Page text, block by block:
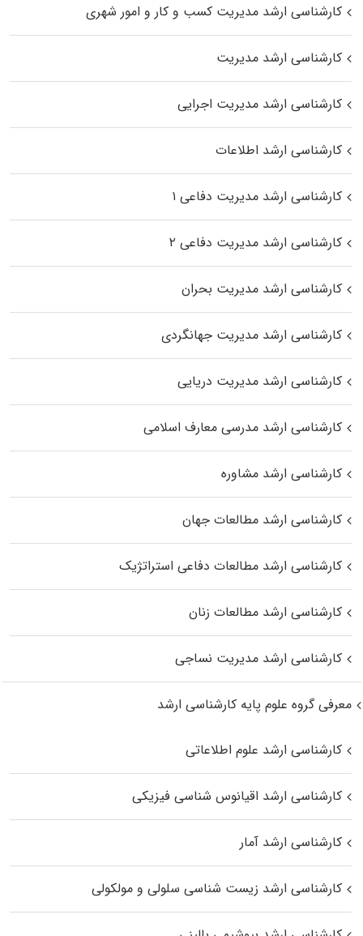
کارشناسی ارشد مدیریت کسب و کار و امور شهری
کارشناسی ارشد مدیریت
کارشناسی ارشد مدیریت اجرایی
کارشناسی ارشد اطلاعات
کارشناسی ارشد مدیریت دفاعی ۱
کارشناسی ارشد مدیریت دفاعی ۲
کارشناسی ارشد مدیریت بحران
کارشناسی ارشد مدیریت جهانگردی
کارشناسی ارشد مدیریت دریایی
کارشناسی ارشد مدرسی معارف اسلامی
کارشناسی ارشد مشاوره
کارشناسی ارشد مطالعات جهان
کارشناسی ارشد مطالعات دفاعی استراتژیک
کارشناسی ارشد مطالعات زنان
کارشناسی ارشد مدیریت نساجی
معرفی گروه علوم پایه کارشناسی ارشد
کارشناسی ارشد علوم اطلاعاتی
کارشناسی ارشد اقیانوس‌ شناسی فیزیکی
کارشناسی ارشد آمار
کارشناسی ارشد زیست شناسی سلولی و مولکولی